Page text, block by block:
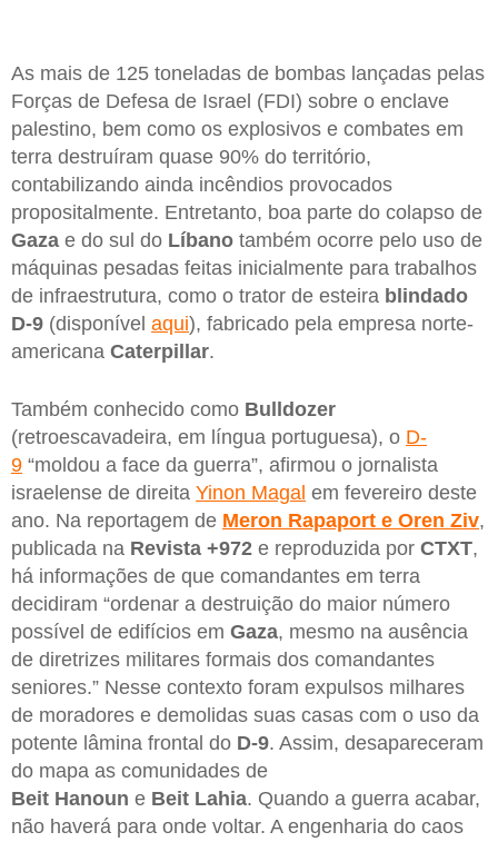
As mais de 125 toneladas de bombas lançadas pelas
Forças de Defesa de Israel (FDI) sobre o enclave
palestino, bem como os explosivos e combates em
terra destruíram quase 90% do território,
contabilizando ainda incêndios provocados
propositalmente. Entretanto, boa parte do colapso de
Gaza e do sul do Líbano também ocorre pelo uso de
máquinas pesadas feitas inicialmente para trabalhos
de infraestrutura, como o trator de esteira blindado
D-9 (disponível aqui), fabricado pela empresa norte-
americana Caterpillar.
Também conhecido como Bulldozer
(retroescavadeira, em língua portuguesa), o D-
9 “moldou a face da guerra”, afirmou o jornalista
israelense de direita Yinon Magal em fevereiro deste
ano. Na reportagem de Meron Rapaport e Oren Ziv,
publicada na Revista +972 e reproduzida por CTXT,
há informações de que comandantes em terra
decidiram “ordenar a destruição do maior número
possível de edifícios em Gaza, mesmo na ausência
de diretrizes militares formais dos comandantes
seniores.” Nesse contexto foram expulsos milhares
de moradores e demolidas suas casas com o uso da
potente lâmina frontal do D-9. Assim, desapareceram
do mapa as comunidades de
Beit Hanoun e Beit Lahia. Quando a guerra acabar,
não haverá para onde voltar. A engenharia do caos